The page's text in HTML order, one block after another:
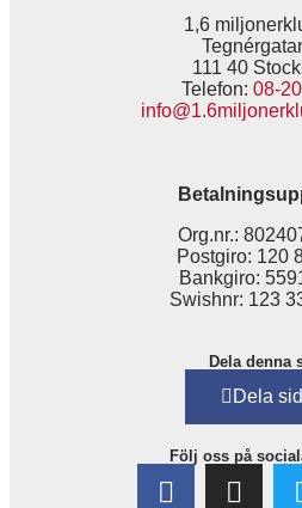
1,6
111 40
Telefon: 08-
Org.nr.:
Postgiro: 120
Bankgiro:
Swishnr: 123
Dela denna
Dela
Följ oss på